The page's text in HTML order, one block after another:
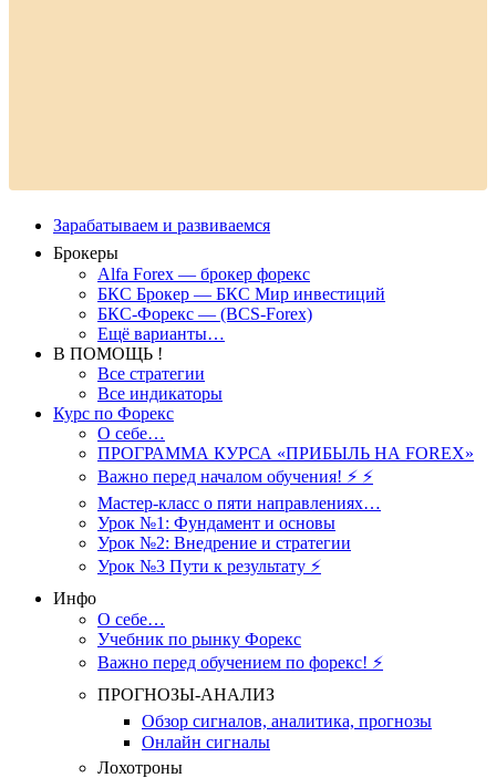
Зарабатываем и развиваемся
Брокеры
Alfa Forex — брокер форекс
БКС Брокер — БКС Мир инвестиций
БКС-Форекс — (BCS-Forex)
Ещё варианты…
В ПОМОЩЬ !
Все стратегии
Все индикаторы
Курс по Форекс
О себе…
ПРОГРАММА КУРСА «ПРИБЫЛЬ НА FOREX»
Важно перед началом обучения! ⚡ ⚡
Мастер-класс о пяти направлениях…
Урок №1: Фундамент и основы
Урок №2: Внедрение и стратегии
Урок №3 Пути к результату ⚡️
Инфо
О себе…
Учебник по рынку Форекс
Важно перед обучением по форекс! ⚡
ПРОГНОЗЫ-АНАЛИЗ
Обзор сигналов, аналитика, прогнозы
Онлайн сигналы
Лохотроны